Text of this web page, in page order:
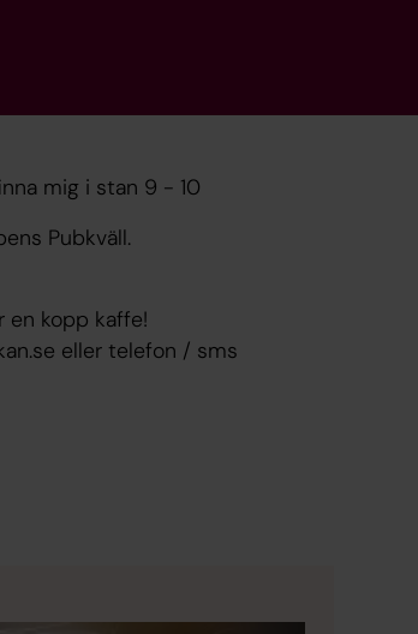
mig i stan 9 - 10
Pubkväll.
en kopp kaffe!
eller telefon / sms